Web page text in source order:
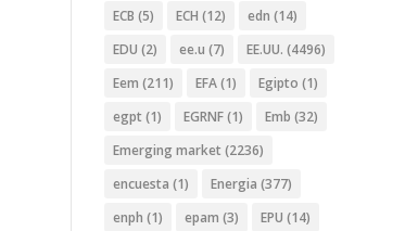
ECB (5) ECH (12) edn (14)
EDU (2) ee.u (7) EE.UU. (4496)
Eem (211) EFA(1) Egipto (1)
egpt (1) EGRNF(1) Emb (32)
Emerging market (2236)
encuesta (1) Energia (377)
enph (1) epam (3) EPU (14)